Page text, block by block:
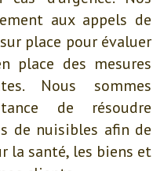
aux appels de
place pour évaluer
place des mesures
Nous sommes
de résoudre
de nuisibles afin de
la santé, les biens et